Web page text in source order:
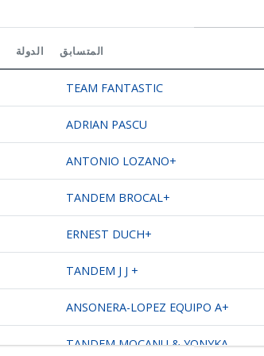
الدولة المتسابق
TEAM FANTASTIC
ADRIAN PASCU
ANTONIO LOZANO+
TANDEM BROCAL+
ERNEST DUCH+
TANDEM J J +
ANSONERA-LOPEZ EQUIPO A+
TANDEM MOCANU & YONYKA